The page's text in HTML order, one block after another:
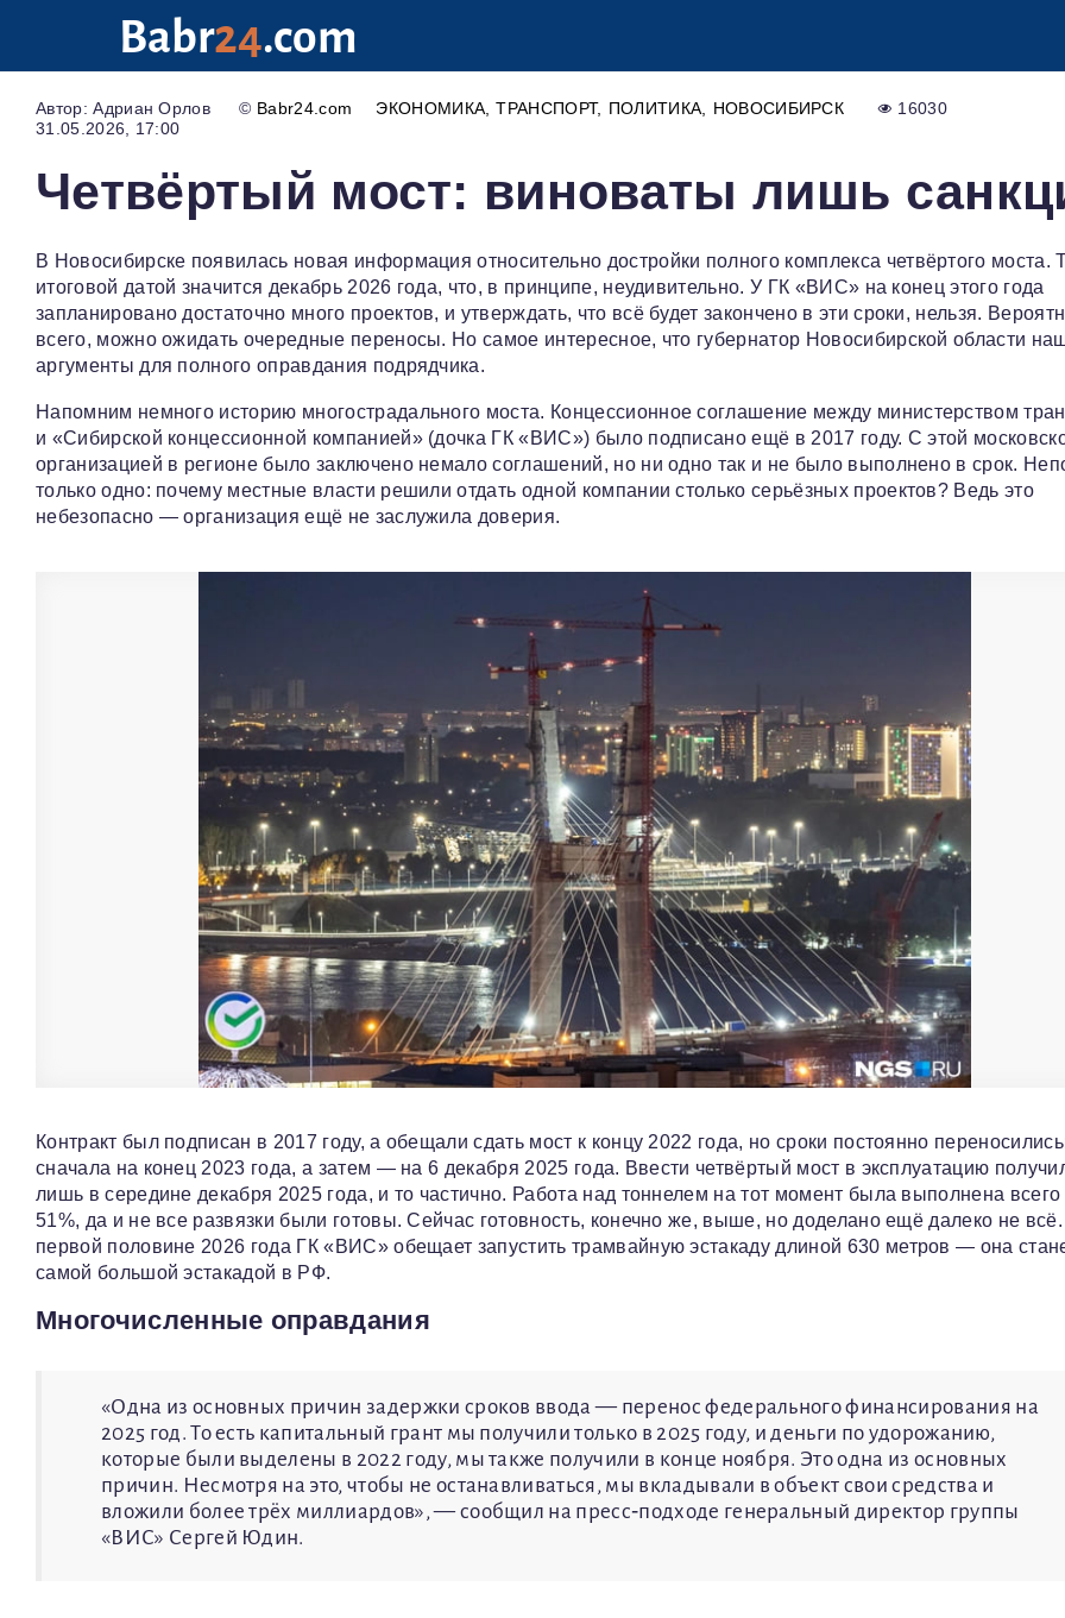
Babr24.com
Адриан Орлов © Babr24.com ЭКОНОМИКА ТРАНСПОРТ ПОЛИТИКА НОВОСИБИРСК
16030
31.05.2026, 17:00
Четвёртый мост: виноваты лишь
В Новосибирске появилась новая информация относительно достройки полного комплекса четвёртого моста.
итоговой датой значится декабрь 2026 года, что, в принципе, неудивительно. У ГК «ВИС» на конец этого года
запланировано достаточно много проектов, и утверждать, что всё будет закончено в эти сроки, нельзя.
всего, можно ожидать очередные переносы. Но самое интересное, что губернатор Новосибирской области
аргументы для полного оправдания подрядчика.
Напомним немного историю многострадального моста. Концессионное соглашение между министерством
и «Сибирской концессионной компанией» (дочка ГК «ВИС») было подписано ещё в 2017 году. С этой
организацией в регионе было заключено немало соглашений, но ни одно так и не было выполнено в срок.
только одно: почему местные власти решили отдать одной компании столько серьёзных проектов? Ведь это
небезопасно — организация ещё не заслужила доверия.
Контракт был подписан в 2017 году, а обещали сдать мост к концу 2022 года, но сроки постоянно
сначала на конец 2023 года, а затем — на 6 декабря 2025 года. Ввести четвёртый мост в эксплуатацию
лишь в середине декабря 2025 года, и то частично. Работа над тоннелем на тот момент была выполнена всего
51%, да и не все развязки были готовы. Сейчас готовность, конечно же, выше, но доделано ещё далеко не
первой половине 2026 года ГК «ВИС» обещает запустить трамвайную эстакаду длиной 630 метров — она
самой большой эстакадой в РФ.
Многочисленные оправдания
«Одна из основных причин задержки сроков ввода — перенос федерального финансирования на
2025 год. То есть капитальный грант мы получили только в 2025 году, и деньги по удорожанию,
которые были выделены в 2022 году, мы также получили в конце ноября. Это одна из основных
причин. Несмотря на это, чтобы не останавливаться, мы вкладывали в объект свои средства и
вложили более трёх миллиардов», — сообщил на пресс‑подходе генеральный директор группы
«ВИС» Сергей Юдин.